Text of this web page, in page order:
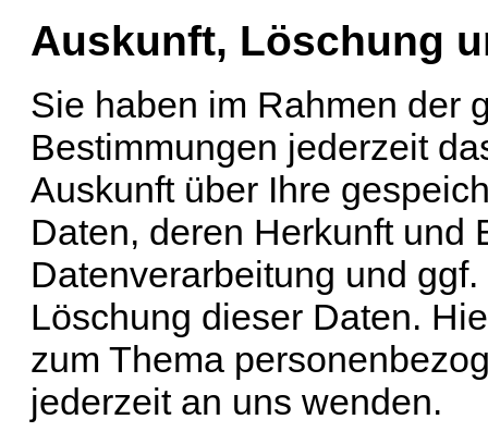
Auskunft, Löschung
Sie haben im Rahmen der
Bestimmungen jederzeit
Auskunft über Ihre
Daten, deren Herkunft und
Datenverarbeitung und
Löschung dieser Daten.
zum Thema
jederzeit an uns wenden.